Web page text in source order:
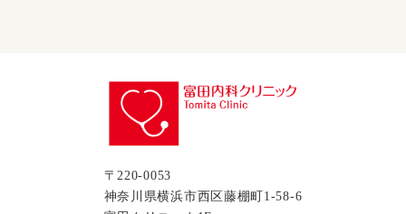
〒220-0053
神奈川県横浜市西区藤棚町1-58-6